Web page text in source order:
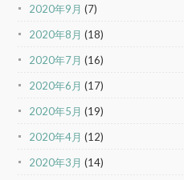
2020年9月 (7)
2020年8月 (18)
2020年7月 (16)
2020年6月 (17)
2020年5月 (19)
2020年4月 (12)
2020年3月 (14)